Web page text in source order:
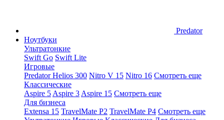
Predator
Ноутбуки
Ультратонкие
Swift Go Swift Lite
Игровые
Predator Helios 300 Nitro V 15 Nitro 16 Смотреть еще
Классические
Aspire 5 Aspire 3 Aspire 15 Смотреть еще
Для бизнеса
Extensa 15 TravelMate P2 TravelMate P4 Смотреть еще